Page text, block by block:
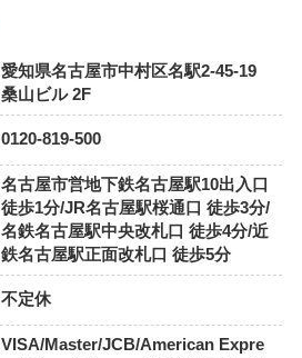
愛知県名古屋市中村区名駅2-45-19
桑山ビル 2F
0120-819-500
名古屋市営地下鉄名古屋駅10出入口
徒歩1分/JR名古屋駅桜通口 徒歩3分/
名鉄名古屋駅中央改札口 徒歩4分/近
鉄名古屋駅正面改札口 徒歩5分
不定休
VISA/Master/JCB/American Expre